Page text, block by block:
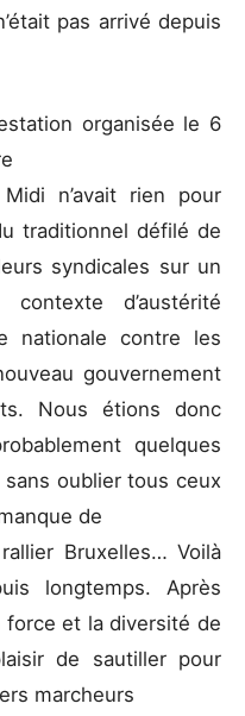
pas arrivé depuis
organisée le 6
n’avait rien pour
traditionnel défilé de
syndicales sur un
d’austérité
nationale contre les
gouvernement
Nous étions donc
quelques
oublier tous ceux
de
Bruxelles… Voilà
longtemps. Après
force et la diversité de
de sautiller pour
marcheurs